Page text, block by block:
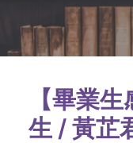
【畢業
生 / 黃芷